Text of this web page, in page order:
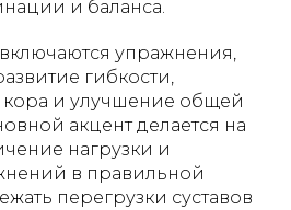
и баланса.
упражнения,
гибкости,
и улучшение общей
акцент делается на
нагрузки и
в правильной
перегрузки суставов